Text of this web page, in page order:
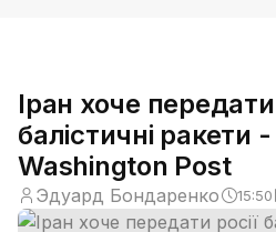
Іран хоче передати
балістичні ракети
Washington Post
Эдуард Бондаренко 15:50